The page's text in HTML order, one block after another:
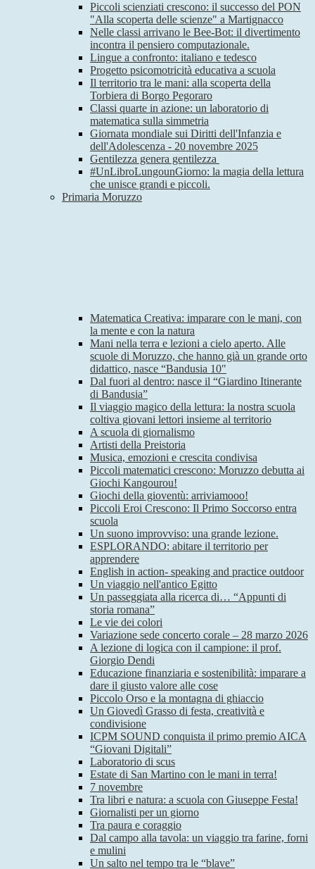
Piccoli scienziati crescono: il successo del PON
"Alla scoperta delle scienze" a Martignacco
Nelle classi arrivano le Bee-Bot: il divertimento
incontra il pensiero computazionale.
Lingue a confronto: italiano e tedesco
Progetto psicomotricità educativa a scuola
Il territorio tra le mani: alla scoperta della
Torbiera di Borgo Pegoraro
Classi quarte in azione: un laboratorio di
matematica sulla simmetria
Giornata mondiale sui Diritti dell'Infanzia e
dell'Adolescenza - 20 novembre 2025
Gentilezza genera gentilezza
#UnLibroLungounGiorno: la magia della lettura
che unisce grandi e piccoli.
Primaria Moruzzo
Matematica Creativa: imparare con le mani, con
la mente e con la natura
Mani nella terra e lezioni a cielo aperto. Alle
scuole di Moruzzo, che hanno già un grande orto
didattico, nasce “Bandusia 10"
Dal fuori al dentro: nasce il “Giardino Itinerante
di Bandusia”
Il viaggio magico della lettura: la nostra scuola
coltiva giovani lettori insieme al territorio
A scuola di giornalismo
Artisti della Preistoria
Musica, emozioni e crescita condivisa
Piccoli matematici crescono: Moruzzo debutta ai
Giochi Kangourou!
Giochi della gioventù: arriviamooo!
Piccoli Eroi Crescono: Il Primo Soccorso entra
scuola
Un suono improvviso: una grande lezione.
ESPLORANDO: abitare il territorio per
apprendere
English in action- speaking and practice outdoor
Un viaggio nell'antico Egitto
Un passeggiata alla ricerca di… “Appunti di
storia romana”
Le vie dei colori
Variazione sede concerto corale – 28 marzo 2026
A lezione di logica con il campione: il prof.
Giorgio Dendi
Educazione finanziaria e sostenibilità: imparare a
dare il giusto valore alle cose
Piccolo Orso e la montagna di ghiaccio
Un Giovedì Grasso di festa, creatività e
condivisione
ICPM SOUND conquista il primo premio AICA
“Giovani Digitali”
Laboratorio di scus
Estate di San Martino con le mani in terra!
7 novembre
Tra libri e natura: a scuola con Giuseppe Festa!
Giornalisti per un giorno
Tra paura e coraggio
Dal campo alla tavola: un viaggio tra farine, forni
e mulini
Un salto nel tempo tra le “blave”